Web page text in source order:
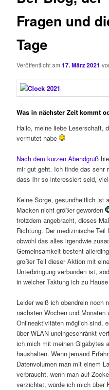
Fragen und
Tage
Veröffentlicht am17. März 2021
Was in nächster Zeit kommt
Hallo, meine liebe Leserschaft,
vermutet habe
Nach dem kurzen Abendgruß
mir gut geht. Ich finde das sehr
dass Ihr so interessiert seid,
Keine Sorge, gesundheitlich ist
Macken nicht größer geworden
trotzdem angebracht, dieses
Richtung. Der medizinische
obwohl das alles irgendwie
Gemeinsamkeit besteht
großer Teil dieser Aktion mit
Unterbringung verbunden ist,
in welcher Taktung ich zu
Leider weiß ich obendrein noch
nächsten Wochen und Monaten
Onlineaktivitäten möglich sind,
über WLAN uneingeschränkt
ich mich mit meinen Gigabytes
haushalten. Wenn jemand
Datenvolumen man mit einem
verbraucht, wenn man auf
verzichtet, würde ich mich über